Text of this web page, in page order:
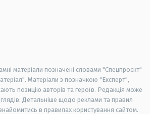
матеріали позначені словами "Спецпроєкт"
Матеріали з позначкою "Експерт",
позицію авторів та героїв. Редакція може
Детальніше щодо реклами та правил
в правилах користування сайтом.